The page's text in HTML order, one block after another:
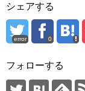
シェアする
error 0
フォローする